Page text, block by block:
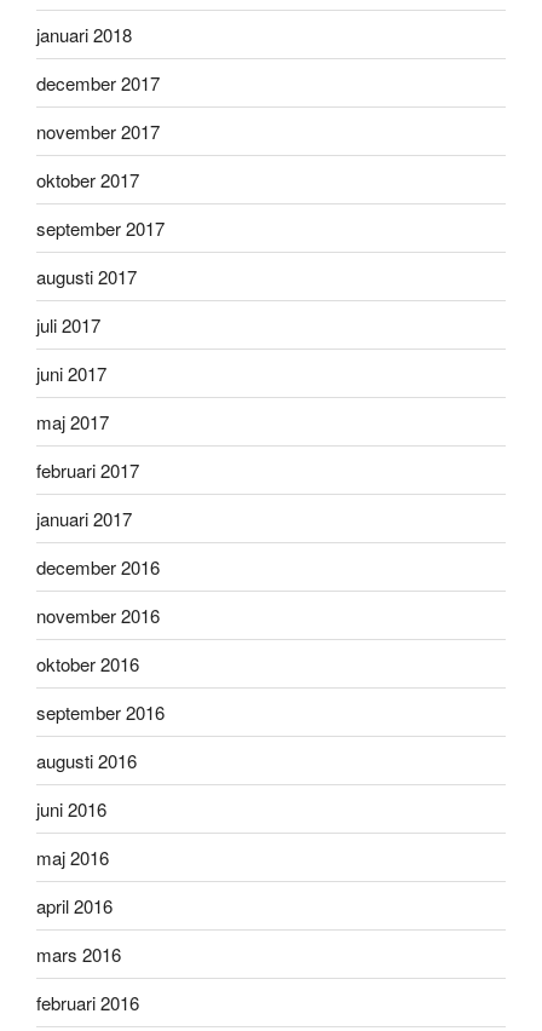
januari 2018
december 2017
november 2017
oktober 2017
september 2017
augusti 2017
juli 2017
juni 2017
maj 2017
februari 2017
januari 2017
december 2016
november 2016
oktober 2016
september 2016
augusti 2016
juni 2016
maj 2016
april 2016
mars 2016
februari 2016